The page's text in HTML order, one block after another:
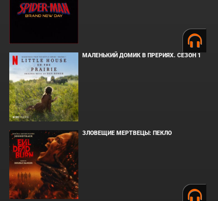
МАЛЕНЬКИЙ ДОМИК В ПРЕРИЯХ. СЕЗОН 1
ЗЛОВЕЩИЕ МЕРТВЕЦЫ: ПЕКЛО